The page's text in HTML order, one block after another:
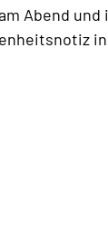
Abend und